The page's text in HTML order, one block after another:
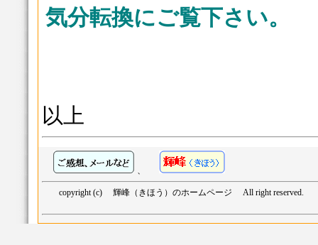
気分転換にご覧下さい。
以上
、
copyright (c) 輝峰（きほう）のホームページ All right reserved.